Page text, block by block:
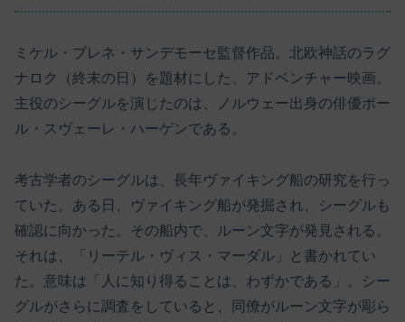
ミケル・ブレネ・サンデモーセ監督作品。北欧神話のラグ
ナロク（終末の日）を題材にした、アドベンチャー映画。
主役のシーグルを演じたのは、ノルウェー出身の俳優ポー
ル・スヴェーレ・ハーゲンである。
考古学者のシーグルは、長年ヴァイキング船の研究を行っ
ていた。ある日、ヴァイキング船が発掘され、シーグルも
確認に向かった。その船内で、ルーン文字が発見される。
それは、「リーテル・ヴィス・マーダル」と書かれてい
た。意味は「人に知り得ることは、わずかである」。シー
グルがさらに調査をしていると、同僚がルーン文字が彫ら